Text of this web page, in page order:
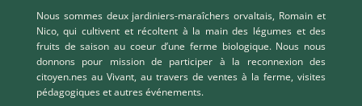
Nous sommes deux jardiniers-maraîchers orvaltais, Romain et
Nico, qui cultivent et récoltent à la main des légumes et des
fruits de saison au coeur d’une ferme biologique. Nous nous
donnons pour mission de participer à la reconnexion des
citoyen.nes au Vivant, au travers de ventes à la ferme, visites
pédagogiques et autres événements.